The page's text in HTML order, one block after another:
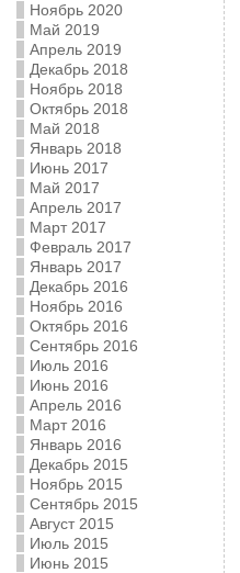
Ноябрь 2020
Май 2019
Апрель 2019
Декабрь 2018
Ноябрь 2018
Октябрь 2018
Май 2018
Январь 2018
Июнь 2017
Май 2017
Апрель 2017
Март 2017
Февраль 2017
Январь 2017
Декабрь 2016
Ноябрь 2016
Октябрь 2016
Сентябрь 2016
Июль 2016
Июнь 2016
Апрель 2016
Март 2016
Январь 2016
Декабрь 2015
Ноябрь 2015
Сентябрь 2015
Август 2015
Июль 2015
Июнь 2015